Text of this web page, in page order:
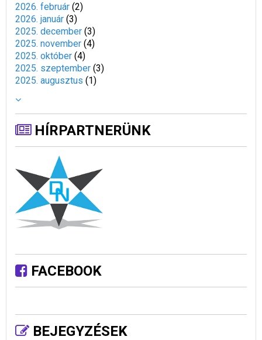
2026. február (2)
2026. január (3)
2025. december (3)
2025. november (4)
2025. október (4)
2025. szeptember (3)
2025. augusztus (1)
HÍRPARTNERÜNK
FACEBOOK
BEJEGYZÉSEK